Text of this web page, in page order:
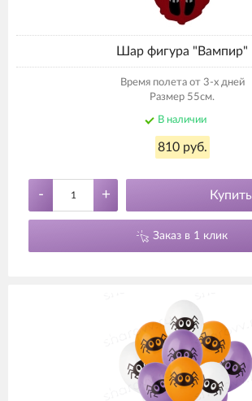
Шар фигура "Вампир"
Время полета от 3-х дней
Размер 55см.
В наличии
810 руб.
- + Купить
Заказ в 1 клик